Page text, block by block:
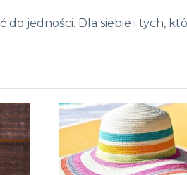
do jedności. Dla siebie i tych,